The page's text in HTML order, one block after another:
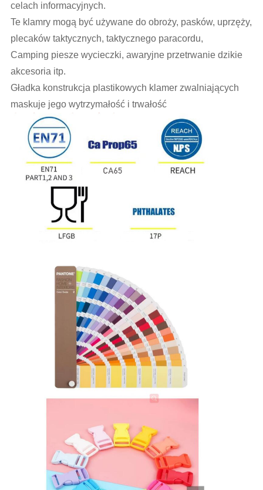
celach informacyjnych.
Te klamry mogą być używane do obroży, pasków, uprzęży,
plecaków taktycznych, taktycznego paracordu,
Camping piesze wycieczki, awaryjne przetrwanie dzikie
akcesoria itp.
Gładka konstrukcja plastikowych klamer zwalniających
maskuje jego wytrzymałość i trwałość